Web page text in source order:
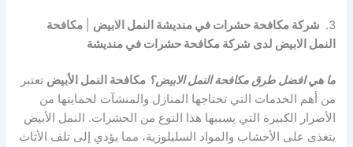
3. شركة مكافحة حشرات في منديشة النمل الابيض |مكافحة
النمل الابيض لدى شركة مكافحة حشرات في منديشة
ما هي افضل طرق مكافحة النمل الابيض؟ مكافحة النمل الأبيض تعتبر
من أهم الخدمات التي تحتاجها المنازل والمنشآت لحمايتها من
الأضرار الكبيرة التي يسببها هذا النوع من الحشرات. النمل الأبيض
يتغذى على الأخشاب والمواد السليلوزية، مما يؤدي إلى تلف الأثاث